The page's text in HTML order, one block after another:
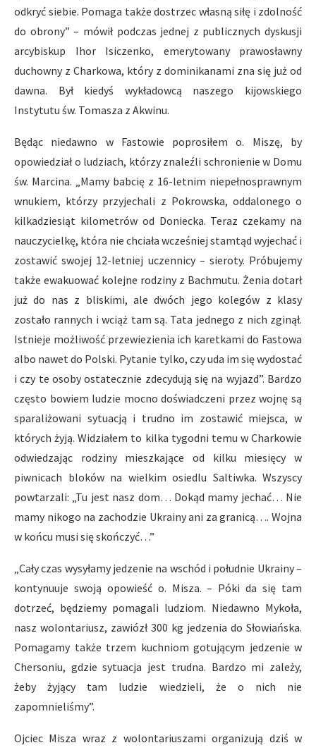
odkryć siebie. Pomaga także dostrzec własną siłę i zdolność
do obrony” – mówił podczas jednej z publicznych dyskusji
arcybiskup Ihor Isiczenko, emerytowany prawosławny
duchowny z Charkowa, który z dominikanami zna się już od
dawna. Był kiedyś wykładowcą naszego kijowskiego
Instytutu św. Tomasza z Akwinu.
Będąc niedawno w Fastowie poprosiłem o. Miszę, by
opowiedział o ludziach, którzy znaleźli schronienie w Domu
św. Marcina. „Mamy babcię z 16-letnim niepełnosprawnym
wnukiem, którzy przyjechali z Pokrowska, oddalonego o
kilkadziesiąt kilometrów od Doniecka. Teraz czekamy na
nauczycielkę, która nie chciała wcześniej stamtąd wyjechać i
zostawić swojej 12-letniej uczennicy – sieroty. Próbujemy
także ewakuować kolejne rodziny z Bachmutu. Żenia dotarł
już do nas z bliskimi, ale dwóch jego kolegów z klasy
zostało rannych i wciąż tam są. Tata jednego z nich zginął.
Istnieje możliwość przewiezienia ich karetkami do Fastowa
albo nawet do Polski. Pytanie tylko, czy uda im się wydostać
i czy te osoby ostatecznie zdecydują się na wyjazd”. Bardzo
często bowiem ludzie mocno doświadczeni przez wojnę są
sparaliżowani sytuacją i trudno im zostawić miejsca, w
których żyją. Widziałem to kilka tygodni temu w Charkowie
odwiedzając rodziny mieszkające od kilku miesięcy w
piwnicach bloków na wielkim osiedlu Saltiwka. Wszyscy
powtarzali: „Tu jest nasz dom… Dokąd mamy jechać… Nie
mamy nikogo na zachodzie Ukrainy ani za granicą…. Wojna
w końcu musi się skończyć…”
„Cały czas wysyłamy jedzenie na wschód i południe Ukrainy –
kontynuuje swoją opowieść o. Misza. – Póki da się tam
dotrzeć, będziemy pomagali ludziom. Niedawno Mykoła,
nasz wolontariusz, zawiózł 300 kg jedzenia do Słowiańska.
Pomagamy także trzem kuchniom gotującym jedzenie w
Chersoniu, gdzie sytuacja jest trudna. Bardzo mi zależy,
żeby żyjący tam ludzie wiedzieli, że o nich nie
zapomnieliśmy”.
Ojciec Misza wraz z wolontariuszami organizują dziś w